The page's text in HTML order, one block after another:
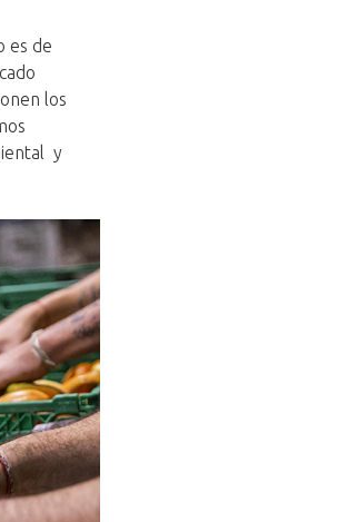
es de
los
y